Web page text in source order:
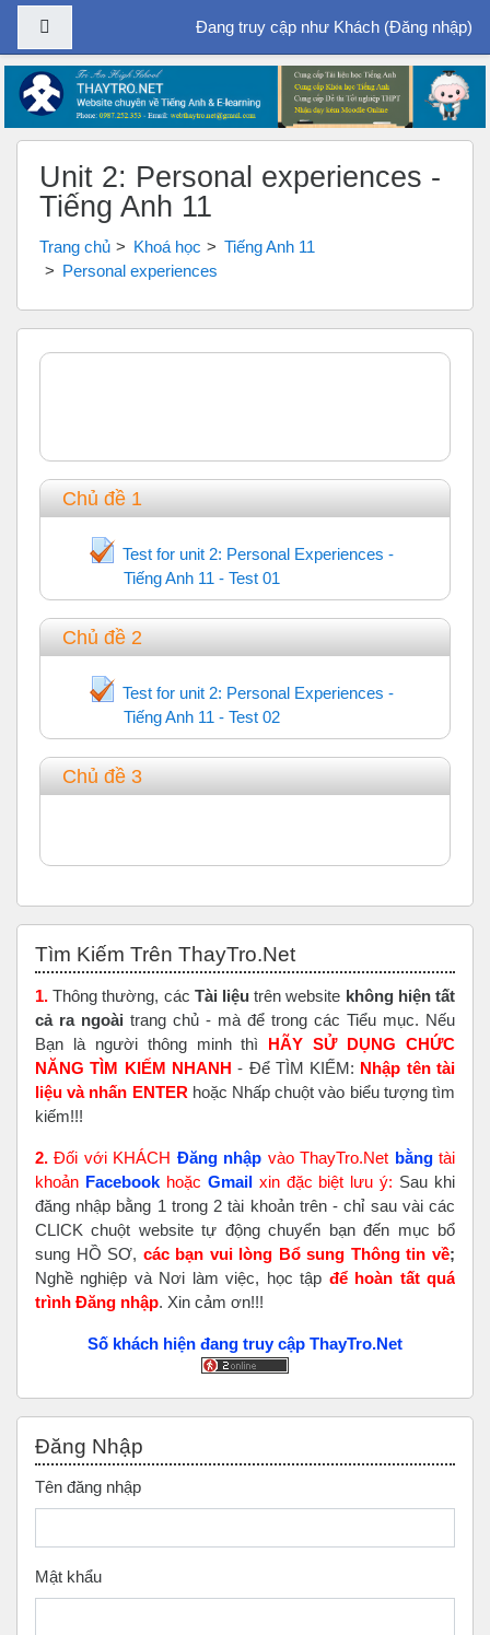
Chuyển tới nội dung chính
Bảng điều khiển cạnhĐang truy cập như Khách (Đăng nhập)
Unit 2: Personal experiences -
Tiếng Anh 11
Trang chủ Khoá học
Tiếng Anh 11
Personal experiences
Tổng quan các chủ đề
Chủ đề 1
Test for unit 2: Personal Experiences -
Tiếng Anh 11 - Test 01Trắc nghiệm
Chủ đề 2
Test for unit 2: Personal Experiences -
Tiếng Anh 11 - Test 02Trắc nghiệm
Chủ đề 3
Tìm Kiếm Trên ThayTro.Net
1. Thông thường, các Tài liệu trên website không hiện tất
cả ra ngoài trang chủ - mà để trong các Tiểu mục. Nếu
Bạn là người thông minh thì HÃY SỬ DỤNG CHỨC
NĂNG TÌM KIẾM NHANH - Để TÌM KIẾM: Nhập tên tài
liệu và nhấn ENTER hoặc Nhấp chuột vào biểu tượng tìm
kiếm!!!
2. Đối với KHÁCH Đăng nhập vào ThayTro.Net bằngtài
khoản Facebook hoặc Gmailxin đặc biệt lưu ý: Sau khi
đăng nhập bằng 1 trong 2 tài khoản trên - chỉ sau vài các
CLICK chuột website tự động chuyển bạn đến mục bổ
sung HỒ SƠ, các bạn vui lòng Bổ sung Thông tin về;
Nghề nghiệp và Nơi làm việc, học tập để hoàn tấtquá
trình Đăng nhập. Xin cảm ơn!!!
Số khách hiện đang truy cập ThayTro.Net
Đăng Nhập
Tên đăng nhập
Mật khẩu